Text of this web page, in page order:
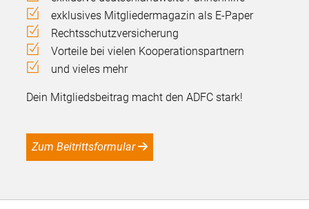
exklusives Mitgliedermagazin als E-Paper
Rechtsschutzversicherung
Vorteile bei vielen Kooperationspartnern
und vieles mehr
Dein Mitgliedsbeitrag macht den ADFC stark!
Zum Beitrittsformular